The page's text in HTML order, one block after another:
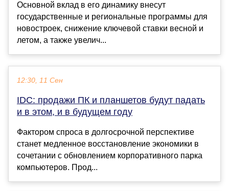
Основной вклад в его динамику внесут
государственные и региональные программы для
новостроек, снижение ключевой ставки весной и
летом, а также увелич...
12:30, 11 Сен
IDC: продажи ПК и планшетов будут падать
и в этом, и в будущем году
Фактором спроса в долгосрочной перспективе
станет медленное восстановление экономики в
сочетании с обновлением корпоративного парка
компьютеров. Прод...